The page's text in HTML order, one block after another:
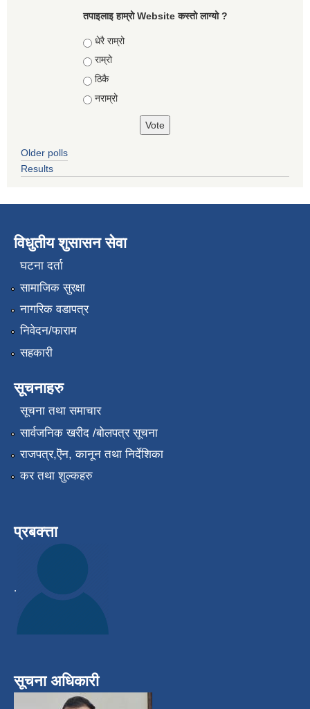
तपाइलाइ हाम्रो Website कस्तो लाग्यो ?
Choices
धेरै राम्रो
राम्रो
ठिकै
नराम्रो
Older polls
Results
विधुतीय शुसासन सेवा
घटना दर्ता
सामाजिक सुरक्षा
नागरिक वडापत्र
निवेदन/फाराम
सहकारी
सूचनाहरु
सूचना तथा समाचार
सार्वजनिक खरीद /बोलपत्र सूचना
राजपत्र,ऎन, कानून तथा निर्देशिका
कर तथा शुल्कहरु
प्रबक्त्ता
.
सूचना अधिकारी